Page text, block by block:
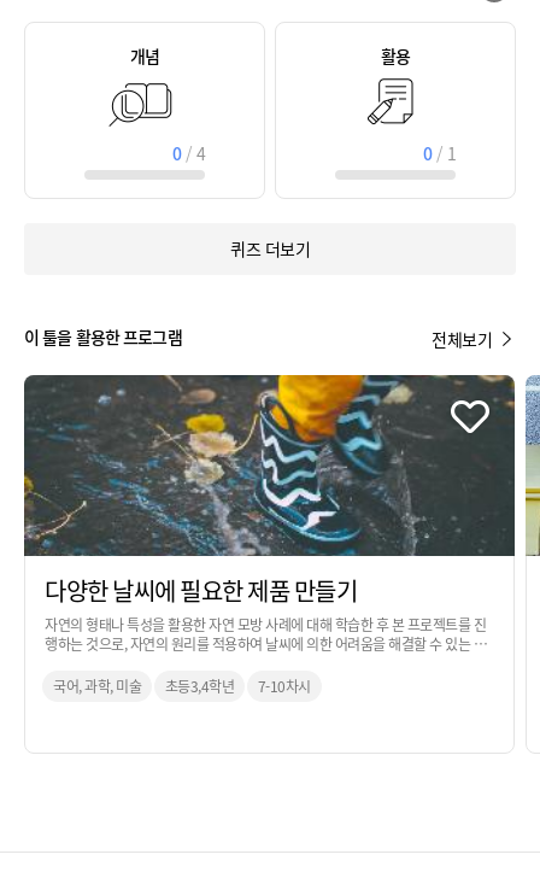
개념
0 / 4
활용
0 / 1
퀴즈 더보기
이 툴을 활용한 프로그램 전체보기
다양한 날씨에 필요한 제품 만들기
자연의 형태나 특성을 활용한 자연 모방 사례에 대해 학습한 후 본 프로젝트를 진
행하는 것으로, 자연의 원리를 적용하여 날씨에 의한 어려움을 해결할 수 있는 아
합니다.
국어, 과학, 미술 초등3,4학년 7-10차시